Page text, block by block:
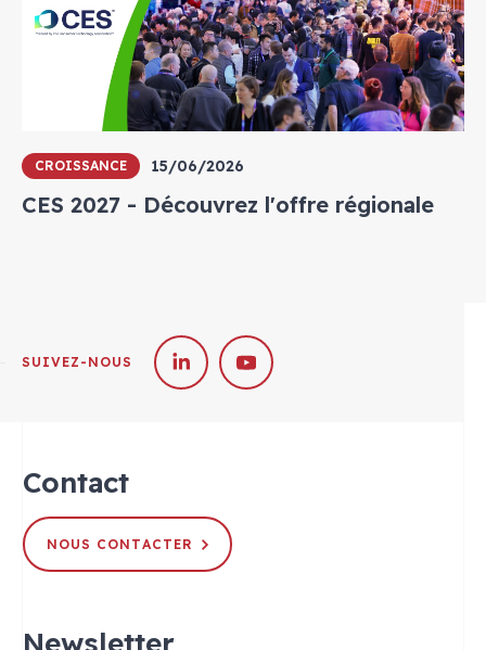
CROISSANCE 15/06/2026
CES 2027 - Découvrez l'offre régionale
SUIVEZ-NOUS
Contact
NOUS CONTACTER
Newsletter